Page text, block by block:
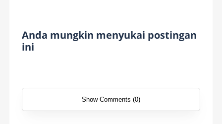
Anda mungkin menyukai postingan
ini
Show Comments (0)